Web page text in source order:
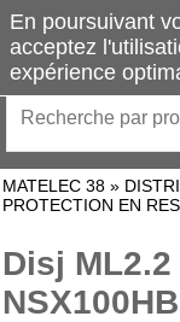
MATELEC 38 »
PROTECTION EN
Disj ML2.2
En poursuivant
acceptez
expérience